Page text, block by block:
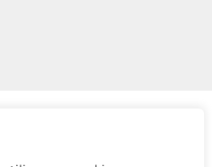
NEWSLETTERS